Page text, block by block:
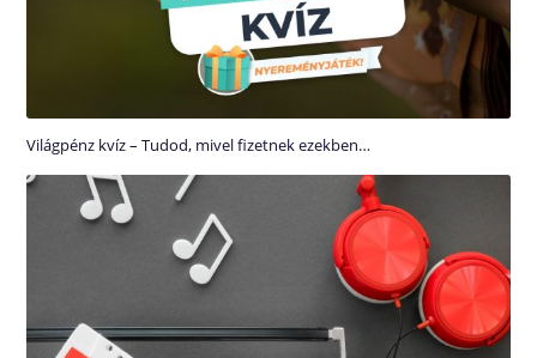
Világpénz kvíz – Tudod, mivel fizetnek ezekben…